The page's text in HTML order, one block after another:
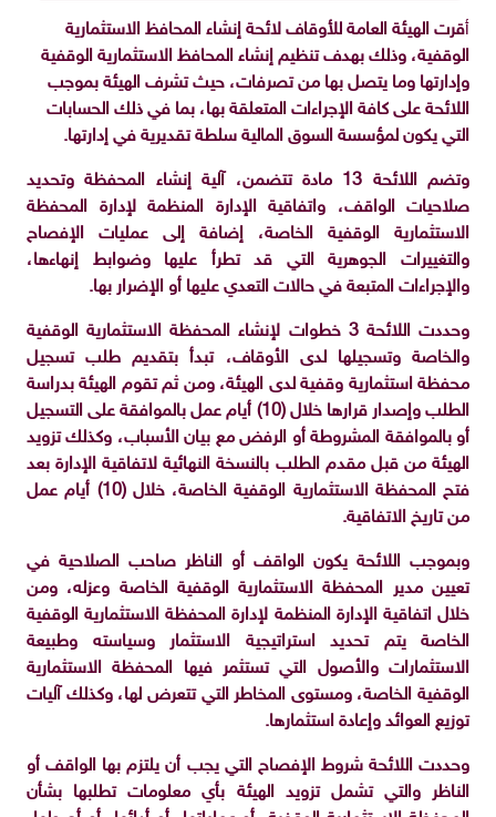
أقرت الهيئة العامة للأوقاف لائحة إنشاء المحافظ الاستثمارية
الوقفية، وذلك بهدف تنظيم إنشاء المحافظ الاستثمارية الوقفية
وإدارتها وما يتصل بها من تصرفات، حيث تشرف الهيئة بموجب
اللائحة على كافة الإجراءات المتعلقة بها، بما في ذلك الحسابات
التي يكون لمؤسسة السوق المالية سلطة تقديرية في إدارتها.
وتضم اللائحة 13 مادة تتضمن، آلية إنشاء المحفظة وتحديد
صلاحيات الواقف، واتفاقية الإدارة المنظمة لإدارة المحفظة
الاستثمارية الوقفية الخاصة، إضافة إلى عمليات الإفصاح
والتغييرات الجوهرية التي قد تطرأ عليها وضوابط إنهاءها،
والإجراءات المتبعة في حالات التعدي عليها أو الإضرار بها.
وحددت اللائحة 3 خطوات لإنشاء المحفظة الاستثمارية الوقفية
والخاصة وتسجيلها لدى الأوقاف، تبدأ بتقديم طلب تسجيل
محفظة استثمارية وقفية لدى الهيئة، ومن ثم تقوم الهيئة بدراسة
الطلب وإصدار قرارها خلال (10) أيام عمل بالموافقة على التسجيل
أو بالموافقة المشروطة أو الرفض مع بيان الأسباب، وكذلك تزويد
الهيئة من قبل مقدم الطلب بالنسخة النهائية لاتفاقية الإدارة بعد
فتح المحفظة الاستثمارية الوقفية الخاصة، خلال (10) أيام عمل
من تاريخ الاتفاقية.
وبموجب اللائحة يكون الواقف أو الناظر صاحب الصلاحية في
تعيين مدير المحفظة الاستثمارية الوقفية الخاصة وعزله، ومن
خلال اتفاقية الإدارة المنظمة لإدارة المحفظة الاستثمارية الوقفية
الخاصة يتم تحديد استراتيجية الاستثمار وسياسته وطبيعة
الاستثمارات والأصول التي تستثمر فيها المحفظة الاستثمارية
الوقفية الخاصة، ومستوى المخاطر التي تتعرض لها، وكذلك آليات
توزيع العوائد وإعادة استثمارها.
وحددت اللائحة شروط الإفصاح التي يجب أن يلتزم بها الواقف أو
الناظر والتي تشمل تزويد الهيئة بأي معلومات تطلبها بشأن